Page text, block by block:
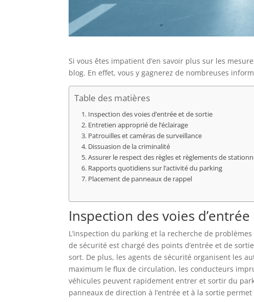
Si vous êtes impatient d’en savoir plus sur les
blog. En effet, vous y gagnerez de nombreuses
Table des matières
Inspection des voies d’entrée et de sortie
Entretien approprié de l’éclairage
Patrouilles et caméras de surveillance
Dissuasion de la criminalité
Assurer le respect des règles et règlements de
Rapports quotidiens sur l’activité du parking
Placement de panneaux de rappel
Inspection des voies
L’inspection du parking et la recherche de
de sécurité est chargé des points d’entrée et de
sort. De plus, les agents de sécurité organisent les
maximum le flux de circulation, les conducteurs
véhicules peuvent rapidement entrer et sortir du
panneaux de direction à l’entrée et à la sortie